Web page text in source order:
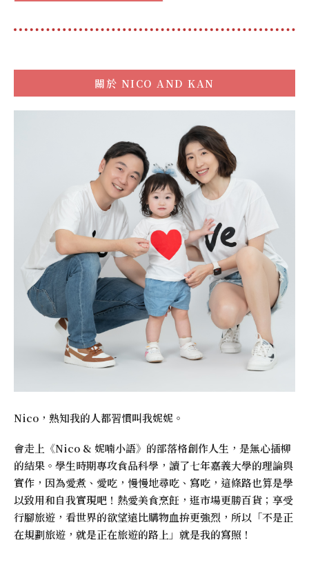
關於 NICO AND KAN
Nico，熟知我的人都習慣叫我妮妮。
會走上《Nico & 妮喃小語》的部落格創作人生，是無心插柳
的結果。學生時期專攻食品科學，讀了七年嘉義大學的理論與
實作，因為愛煮、愛吃，慢慢地尋吃、寫吃，這條路也算是學
以致用和自我實現吧！熱愛美食烹飪，逛市場更勝百貨；享受
行腳旅遊，看世界的欲望遠比購物血拚更強烈，所以「不是正
在規劃旅遊，就是正在旅遊的路上」就是我的寫照！